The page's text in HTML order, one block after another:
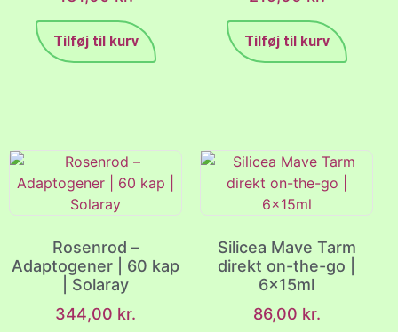
Tilføj til kurv Tilføj til kurv
Rosenrod –
Adaptogener | 60 kap
| Solaray
344,00 kr.
Silicea Mave Tarm
direkt on-the-go |
6x15ml
86,00 kr.